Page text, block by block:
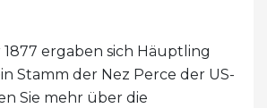
ergaben sich Häuptling
Stamm der Nez Perce der US-
Sie mehr über die